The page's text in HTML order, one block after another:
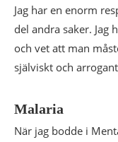
Jag har en enorm
del andra saker.
och vet att man
själviskt och
Malaria
När jag bodde i